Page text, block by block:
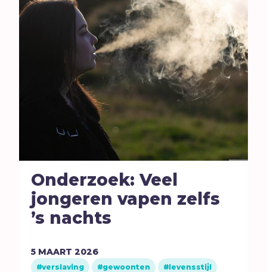
Toekomst
Trouw
Twijfel
Verbond
Vergeving
Verlangen
Verleiding
Verslaving
Vervolging
Onderzoek: Veel
jongeren vapen zelfs
’s nachts
5 MAART 2026
verslaving gewoonten levensstijl